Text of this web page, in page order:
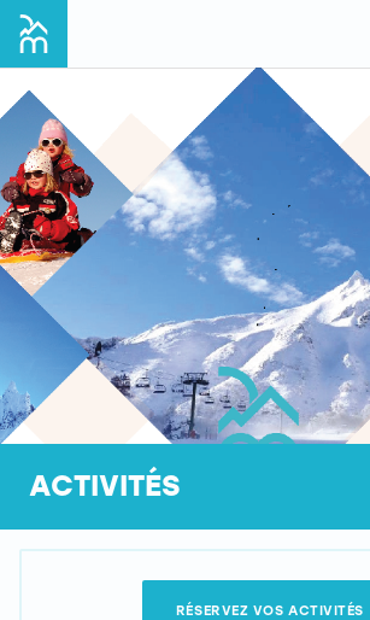
ACTIVITÉS
RÉSERVEZ VOS ACTIVITÉS